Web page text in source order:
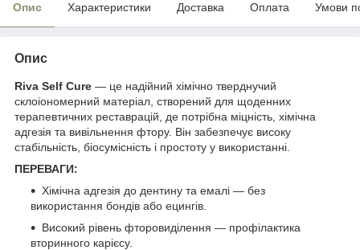
Опис Характеристики Доставка Оплата Умови
Опис
Riva Self Cure — це надійний хімічно тверднучий
склоіономерний матеріал, створений для щоденних
терапевтичних реставрацій, де потрібна міцність, хімічна
адгезія та вивільнення фтору. Він забезпечує високу
стабільність, біосумісність і простоту у використанні.
ПЕРЕВАГИ:
Хімічна адгезія до дентину та емалі — без
використання бондів або ецингів.
Високий рівень фторовиділення — профілактика
вторинного карієсу.